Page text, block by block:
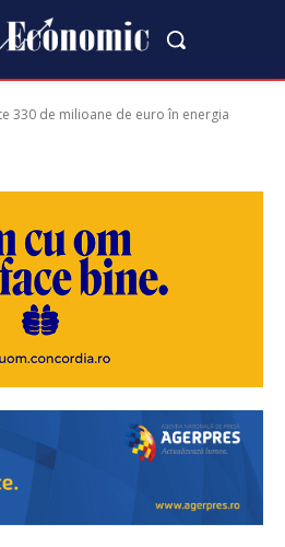
330 de milioane de euro în energia